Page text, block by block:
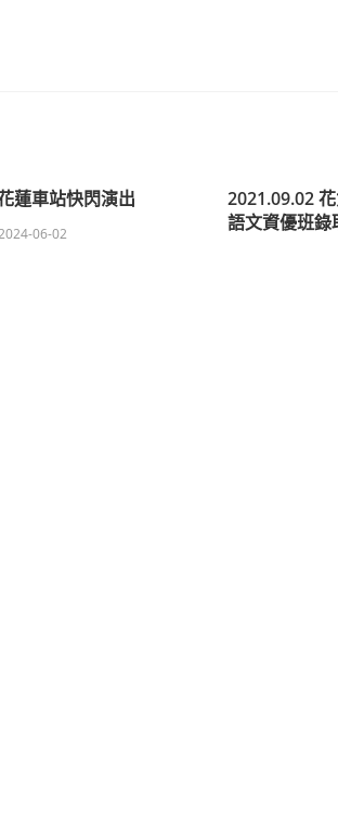
蓮車站快閃演出
06-02
2021.09.02
語文資優班錄